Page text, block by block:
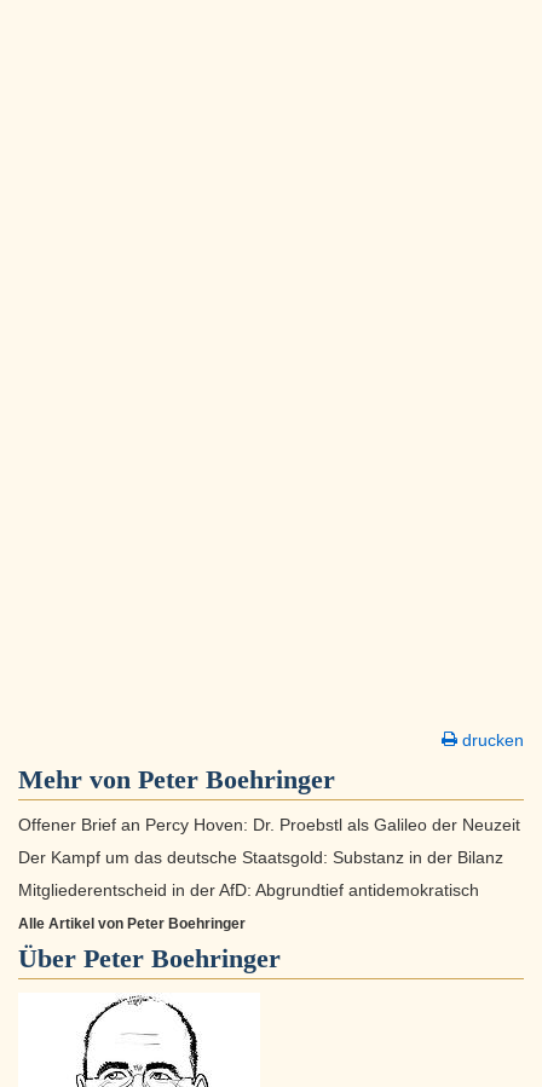
drucken
Mehr von Peter Boehringer
Offener Brief an Percy Hoven: Dr. Proebstl als Galileo der Neuzeit
Der Kampf um das deutsche Staatsgold: Substanz in der Bilanz
Mitgliederentscheid in der AfD: Abgrundtief antidemokratisch
Alle Artikel von Peter Boehringer
Über Peter Boehringer